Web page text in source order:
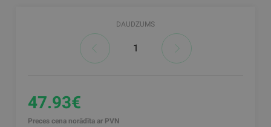
DAUDZUMS
47.93€
Preces cena norādīta ar PVN